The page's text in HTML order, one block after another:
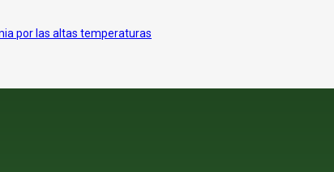
por las altas temperaturas